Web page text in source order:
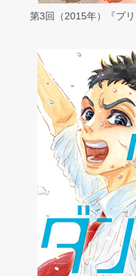
第3回（2015年）『プ